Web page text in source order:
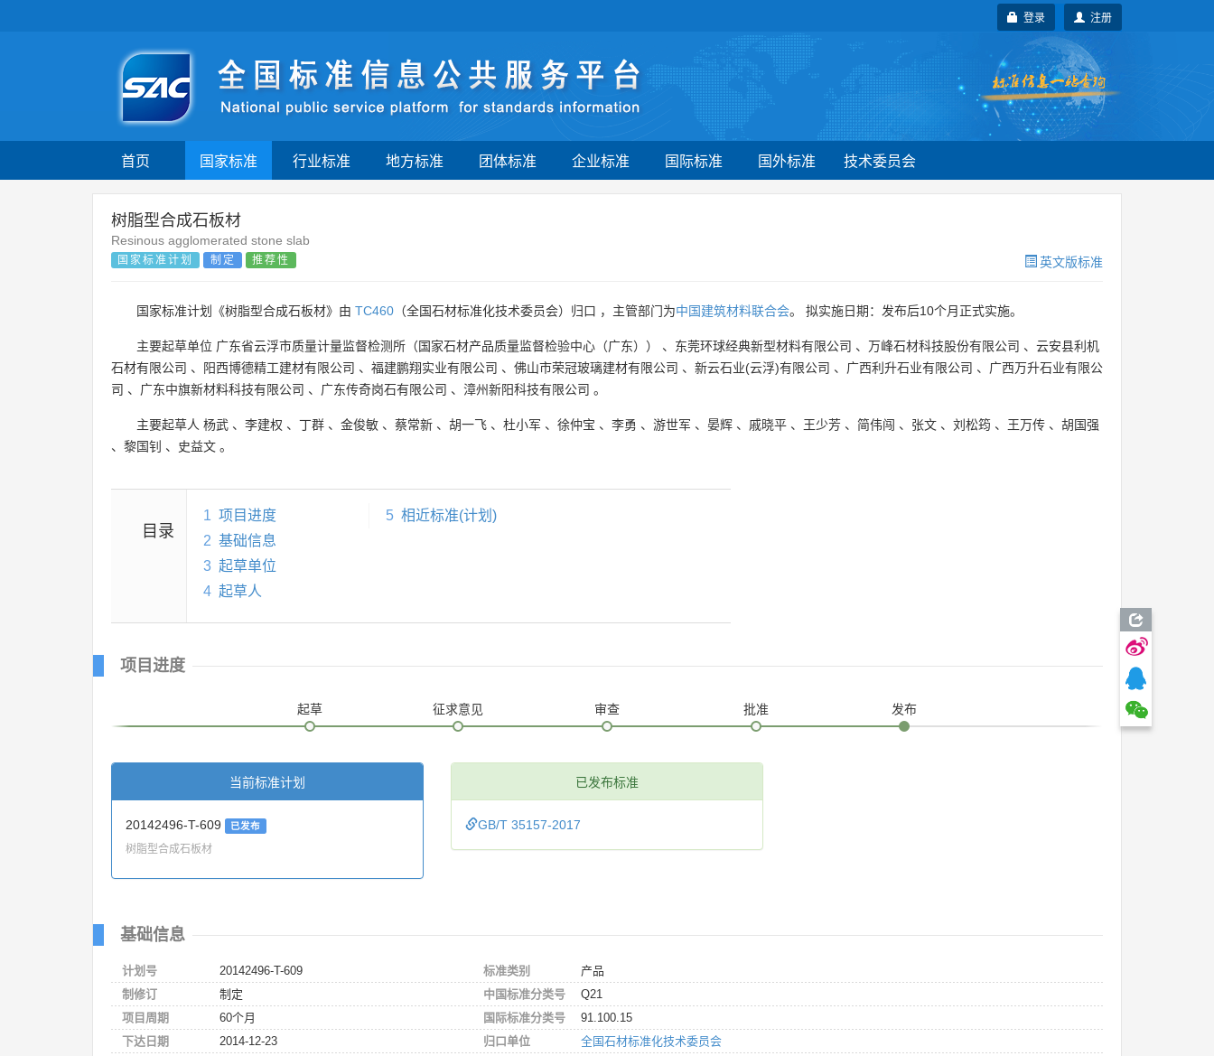
注册
登录
首页 国家标准 行业标准 地方标准 团体标准 企业标准 国际标准 国外标准 技术委员会
树脂型合成石板材
Resinous agglomerated stone slab
国家标准计划 制定 推荐性 英文版标准
国家标准计划《树脂型合成石板材》由 TC460 （全国石材标准化技术委员会）归口 ，主管部门为中国建筑材料联合会。 拟实施日期：发布后10个月正式实施。
主要起草单位 广东省云浮市质量计量监督检测所（国家石材产品质量监督检验中心（广东）） 、 东莞环球经典新型材料有限公司 、 万峰石材科技股份有限公司 、 云安县利机
石材有限公司 、 阳西博德精工建材有限公司 、 福建鹏翔实业有限公司 、 佛山市荣冠玻璃建材有限公司 、 新云石业(云浮)有限公司 、 广西利升石业有限公司 、 广西万升石业有限公
司 、 广东中旗新材料科技有限公司 、 广东传奇岗石有限公司 、 漳州新阳科技有限公司 。
主要起草人 杨武 、 李建权 、 丁群 、 金俊敏 、 蔡常新 、 胡一飞 、 杜小军 、 徐仲宝 、 李勇 、 游世军 、 晏辉 、 戚晓平 、 王少芳 、 简伟闯 、 张文 、 刘松筠 、 王万传 、 胡国强
、 黎国钊 、 史益文 。
目录
1 项目进度
2 基础信息
3 起草单位
4 起草人
5 相近标准(计划)
项目进度
起草 征求意见 审查 批准 发布
当前标准计划
20142496-T-609 已发布
树脂型合成石板材
已发布标准
GB/T 35157-2017
基础信息
计划号
20142496-T-609
制修订
制定
项目周期
60个月
下达日期
2014-12-23
标准类别
产品
中国标准分类号
Q21
国际标准分类号
91.100.15
归口单位
全国石材标准化技术委员会